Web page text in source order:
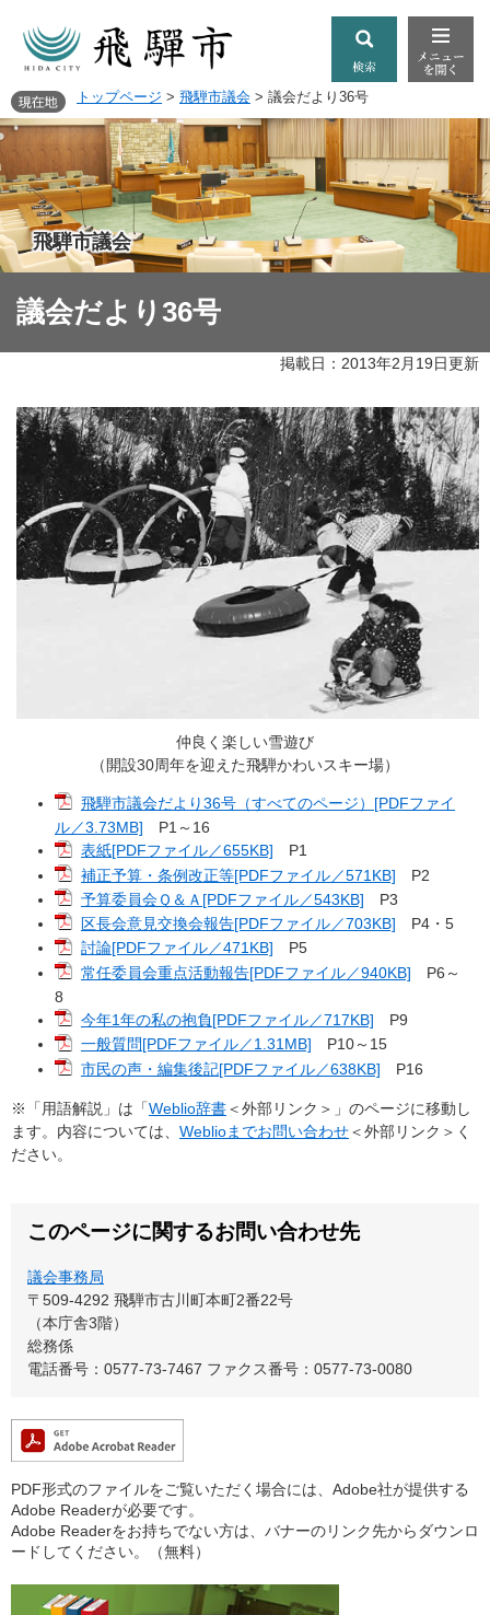
トップページ > 飛騨市議会 > 議会だより36号
飛騨市議会
議会だより36号
掲載日：2013年2月19日更新
仲良く楽しい雪遊び
（開設30周年を迎えた飛騨かわいスキー場）
飛騨市議会だより36号（すべてのページ）[PDFファイ
ル／3.73MB] P1～16
表紙[PDFファイル／655KB] P1
補正予算・条例改正等[PDFファイル／571KB] P2
予算委員会Ｑ＆Ａ[PDFファイル／543KB] P3
区長会意見交換会報告[PDFファイル／703KB] P4・5
討論[PDFファイル／471KB] P5
常任委員会重点活動報告[PDFファイル／940KB] P6～
8
今年1年の私の抱負[PDFファイル／717KB] P9
一般質問[PDFファイル／1.31MB] P10～15
市民の声・編集後記[PDFファイル／638KB] P16
※「用語解説」は「Weblio辞書＜外部リンク＞ 」のページに移動し
ます。内容については、 Weblioまでお問い合わせ＜外部リンク＞ く
ださい。
このページに関するお問い合わせ先
議会事務局
〒509-4292 飛騨市古川町本町2番22号
（本庁舎3階）
総務係
電話番号：0577-73-7467 ファクス番号：0577-73-0080
PDF形式のファイルをご覧いただく場合には、Adobe社が提供する
Adobe Readerが必要です。
Adobe Readerをお持ちでない方は、バナーのリンク先からダウンロ
ードしてください。（無料）